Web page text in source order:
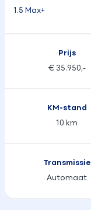
1.5 Max+
Prijs
€ 35.950,-
KM-stand
10 km
Transmissie
Automaat